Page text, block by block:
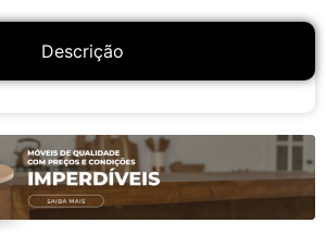
Descrição